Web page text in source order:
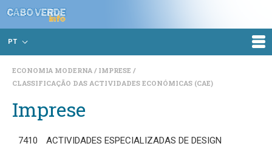
PT
ECONOMIA MODERNA
IMPRESE
CLASSIFICAÇÃO DAS ACTIVIDADES ECONÓMICAS (CAE)
Imprese
7410 ACTIVIDADES ESPECIALIZADAS DE DESIGN